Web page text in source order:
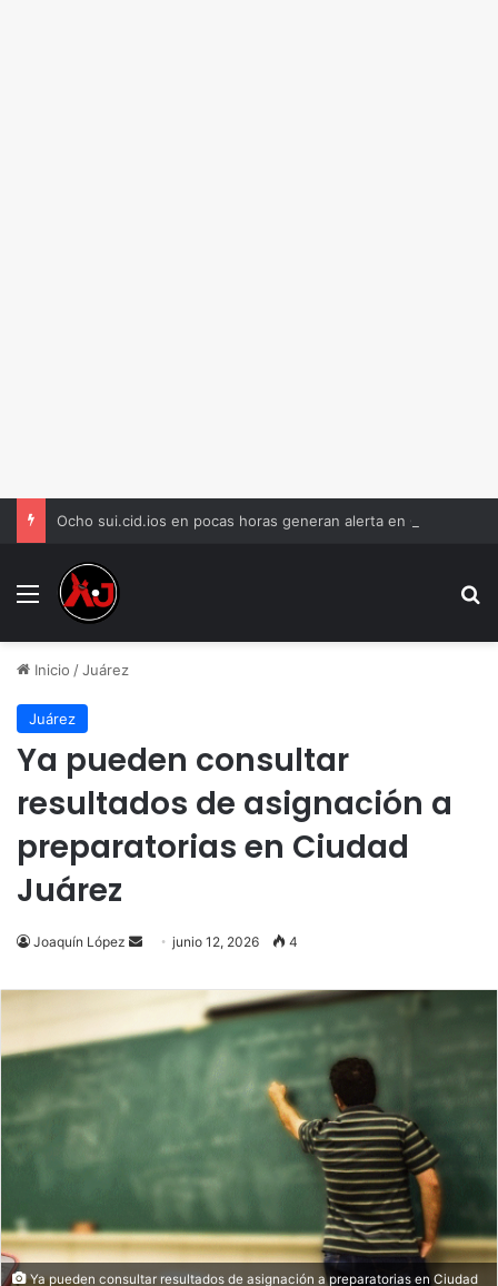
Menu
Inicio /Juárez
Juárez
Ya pueden consultar
resultados de asignación a
preparatorias en Ciudad
Juárez
Joaquín López
Send
email
junio 12, 2026 4
Ya pueden consultar resultados de asignación a preparatorias en Ciudad